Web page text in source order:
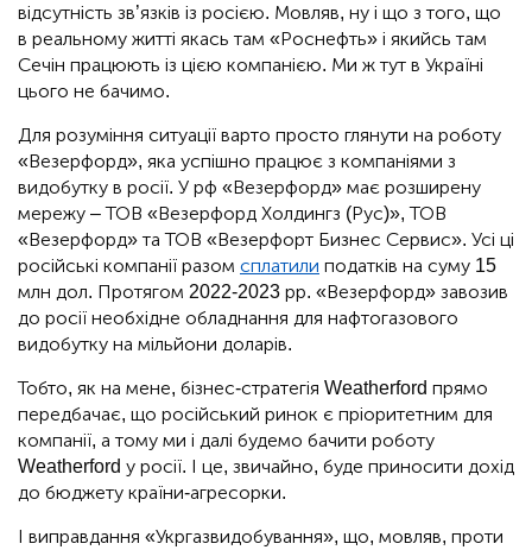
відсутність зв’язків із росією. Мовляв, ну і що з того, що
в реальному житті якась там «Роснефть» і якийсь там
Сечін працюють із цією компанією. Ми ж тут в Україні
цього не бачимо.
Для розуміння ситуації варто просто глянути на роботу
«Везерфорд», яка успішно працює з компаніями з
видобутку в росії. У рф «Везерфорд» має розширену
мережу – ТОВ «Везерфорд Холдингз (Рус)», ТОВ
«Везерфорд» та ТОВ «Везерфорт Бизнес Сервис». Усі ці
російські компанії разом сплатили податків на суму 15
млн дол. Протягом 2022-2023 рр. «Везерфорд» завозив
до росії необхідне обладнання для нафтогазового
видобутку на мільйони доларів.
Тобто, як на мене, бізнес-стратегія Weatherford прямо
передбачає, що російський ринок є пріоритетним для
компанії, а тому ми і далі будемо бачити роботу
Weatherford у росії. І це, звичайно, буде приносити дохід
до бюджету країни-агресорки.
І виправдання «Укргазвидобування», що, мовляв, проти